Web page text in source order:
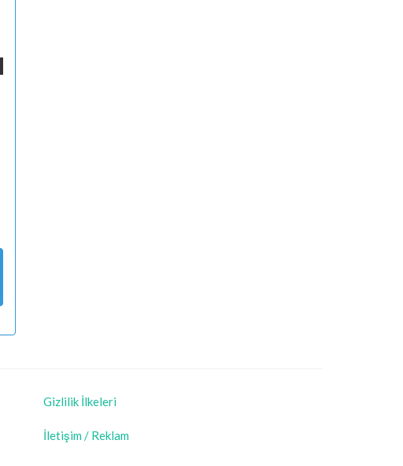
Gizlilik İlkeleri
İletişim / Reklam